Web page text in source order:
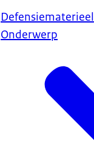
Defensiematerieel
Onderwerp